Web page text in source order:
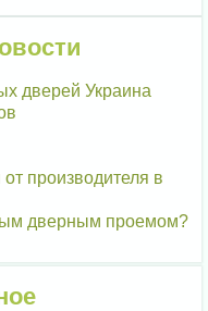
дверей Украина
производителя в
дверным проемом?